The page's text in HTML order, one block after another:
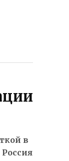
в